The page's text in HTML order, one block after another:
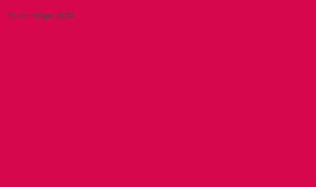
19 сентября, 2024